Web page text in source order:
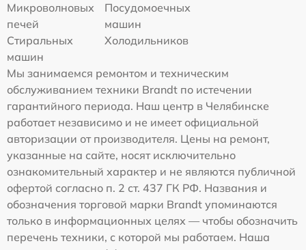
Микроволновых
печей
Посудомоечных
машин
Стиральных
машин
Холодильников
Мы занимаемся ремонтом и техническим
обслуживанием техники Brandt по истечении
гарантийного периода. Наш центр в Челябинске
работает независимо и не имеет официальной
авторизации от производителя. Цены на ремонт,
указанные на сайте, носят исключительно
ознакомительный характер и не являются публичной
офертой согласно п. 2 ст. 437 ГК РФ. Названия и
обозначения торговой марки Brandt упоминаются
только в информационных целях — чтобы обозначить
перечень техники, с которой мы работаем. Наша